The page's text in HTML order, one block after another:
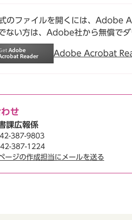
のファイルを開くには、Adobe
ない方は、Adobe社から無償でダ
Adobe Acrobat
せ
課広報係
387-9803
387-1224
ージの作成担当にメールを送る